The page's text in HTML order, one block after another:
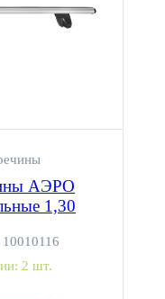
АЭРО
1,30
10010116
2 шт.